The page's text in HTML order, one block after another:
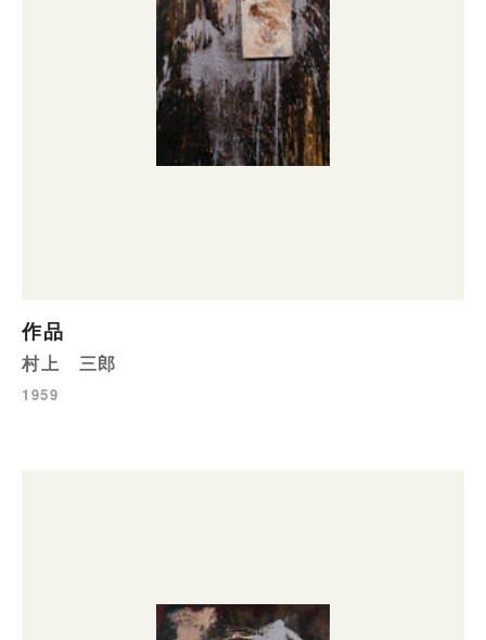
作品
村上 三郎
1959